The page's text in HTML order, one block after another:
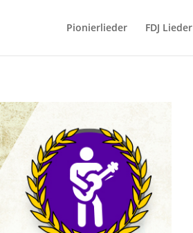
Pionierlieder FDJ Lieder